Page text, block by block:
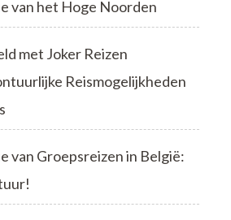
van het Hoge Noorden
met Joker Reizen
Reismogelijkheden
van Groepsreizen in België: